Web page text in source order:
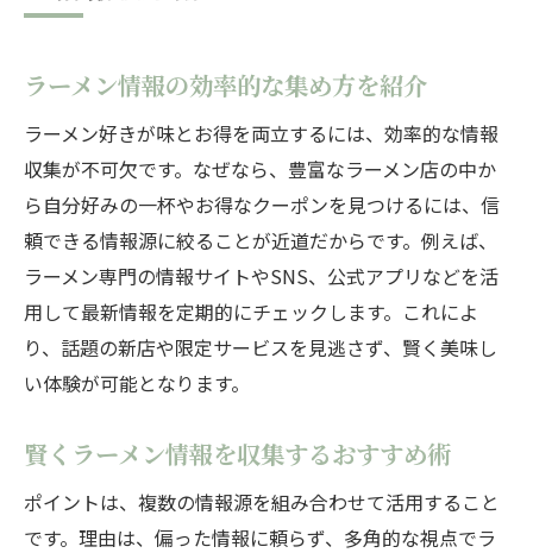
ラーメン情報の効率的な集め方を紹介
ラーメン好きが味とお得を両立するには、効率的な情報
収集が不可欠です。なぜなら、豊富なラーメン店の中か
ら自分好みの一杯やお得なクーポンを見つけるには、信
頼できる情報源に絞ることが近道だからです。例えば、
ラーメン専門の情報サイトやSNS、公式アプリなどを活
用して最新情報を定期的にチェックします。これによ
り、話題の新店や限定サービスを見逃さず、賢く美味し
い体験が可能となります。
賢くラーメン情報を収集するおすすめ術
ポイントは、複数の情報源を組み合わせて活用すること
です。理由は、偏った情報に頼らず、多角的な視点でラ